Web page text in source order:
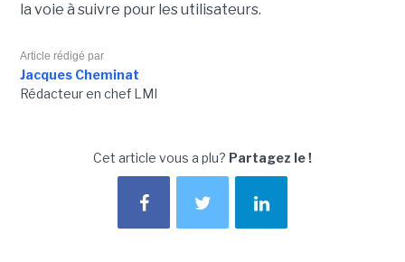
la voie à suivre pour les utilisateurs.
Article rédigé par
Jacques Cheminat
Rédacteur en chef LMI
Cet article vous a plu? Partagez le !